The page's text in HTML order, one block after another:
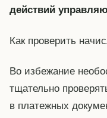
действий
Как проверить
Во избежание
тщательно
в платежных